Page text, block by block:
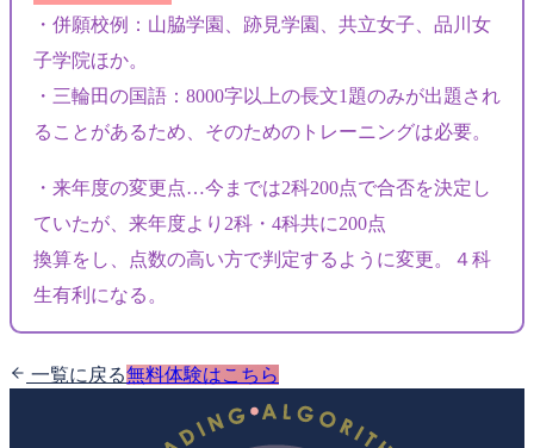
・併願校例：山脇学園、跡見学園、共立女子、品川女
子学院ほか。
・三輪田の国語：8000字以上の長文1題のみが出題され
ることがあるため、そのためのトレーニングは必要。
・来年度の変更点…今までは2科200点で合否を決定し
ていたが、来年度より2科・4科共に200点
換算をし、点数の高い方で判定するように変更。４科
生有利になる。
一覧に戻る無料体験はこちら